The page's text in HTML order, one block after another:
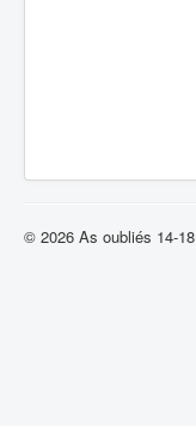
© 2026 As oubliés 14-18